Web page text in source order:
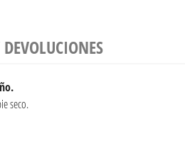
seco.